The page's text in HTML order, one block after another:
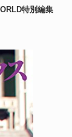
特別編集